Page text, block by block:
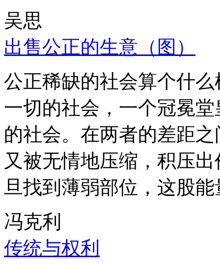
吴思
出售公正的生意（图）
公正稀缺的社会算个什
一切的社会，一个冠冕
的社会。在两者的差距
又被无情地压缩，积压
旦找到薄弱部位，这股
冯克利
传统与权利